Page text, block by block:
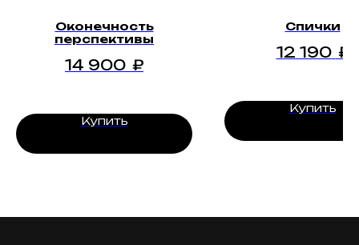
Оконечность
перспективы
14 900 ₽
Купить
Спички
12 190 ₽
Купить